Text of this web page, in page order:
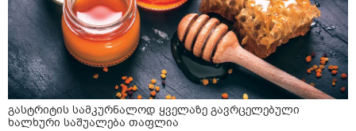
ერთი სუფრის კოვზის მეოთხედი ფხვნილი კურკუმა და
ჩავყარო ცოტა შავი პილპილი და ავადუღო თუ ჯერ რძე
ავადუღო, ცოტა გათბეს და მერე ჩავყარო კურკუმა? და
საღამოს ვახშამზე რომ მივიღო თუ შეიძლება? P.S მიზანი
არის ანთების საწინააღმდეგო,ანტიოქსიდანტური და
დამამშვიდებელი( მშვიდი ძილისთვის)
გასტრიტის სამკურნალოდ ყველაზე გავრცელებული
ხალხური საშუალება თაფლია